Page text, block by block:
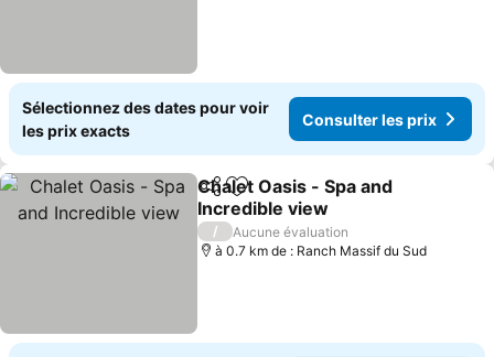
Sélectionnez des dates pour voir
les prix exacts
Consulter les prix
PartagerAjouter à mes favoris
Chalet Oasis - Spa and
Incredible view
Consulter les prix
/
Aucune évaluation
à 0.7 km de : Ranch Massif du Sud